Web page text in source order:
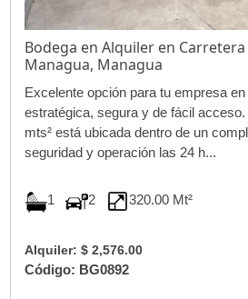
Bodega en Alquiler en Carretera
Managua, Managua
Excelente opción para tu empresa
estratégica, segura y de fácil
mts² está ubicada dentro de un
seguridad y operación las 24 h...
1 2 320.00 Mt²
Alquiler: $ 2,576.00
Código: BG0892